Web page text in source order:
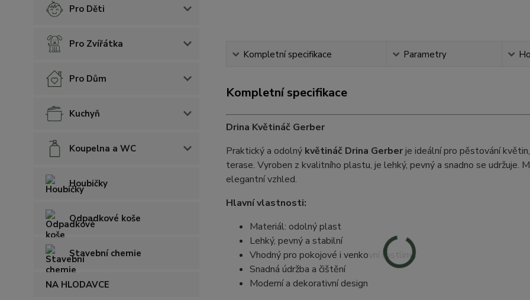
Pro Děti
Pro Zvířátka
Pro Dům
Kuchyň
Koupelna a WC
Houbičky
Odpadkové koše
Stavební chemie
NA HLODAVCE
Kompletní specifikace Parametry
Kompletní specifikace
Drina Květináč Gerber
Praktický a odolný květináč Drina Gerberje ideální pro pěstování
terase. Vyroben z kvalitního plastu, je lehký, pevný a snadno se udržuje.
elegantní vzhled.
Hlavní vlastnosti:
Materiál: odolný plast
Lehký, pevný a stabilní
Vhodný pro pokojové i venkovní rostliny
Snadná údržba a čištění
Moderní a dekorativní design